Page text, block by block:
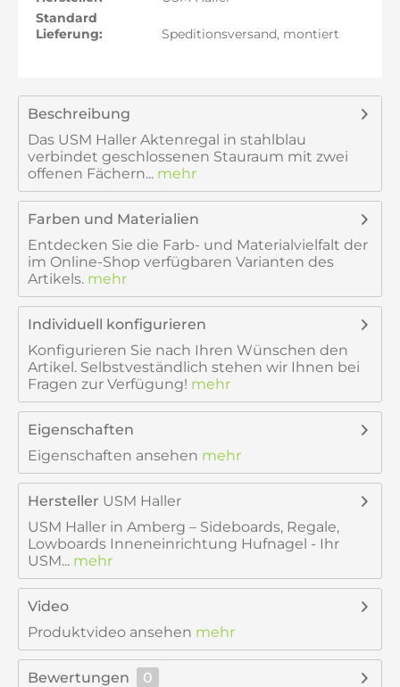
Standard
Lieferung:
Speditionsversand, montiert
Beschreibung
Das USM Haller Aktenregal in stahlblau
verbindet geschlossenen Stauraum mit zwei
offenen Fächern... mehr
Farben und Materialien
Entdecken Sie die Farb- und Materialvielfalt der
im Online-Shop verfügbaren Varianten des
Artikels. mehr
Individuell konfigurieren
Konfigurieren Sie nach Ihren Wünschen den
Artikel. Selbstveständlich stehen wir Ihnen bei
Fragen zur Verfügung! mehr
Eigenschaften
Eigenschaften ansehen mehr
Hersteller USM Haller
USM Haller in Amberg – Sideboards, Regale,
Lowboards Inneneinrichtung Hufnagel - Ihr
USM... mehr
Video
Produktvideo ansehen mehr
Bewertungen
0